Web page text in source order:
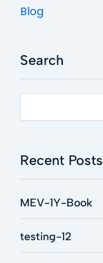
Blog
Search
Recent Posts
MEV-1Y-Book
testing-12